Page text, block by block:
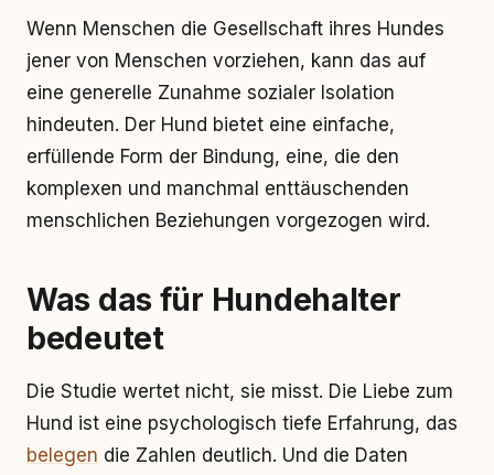
Wenn Menschen die Gesellschaft ihres Hundes
jener von Menschen vorziehen, kann das auf
eine generelle Zunahme sozialer Isolation
hindeuten. Der Hund bietet eine einfache,
erfüllende Form der Bindung, eine, die den
komplexen und manchmal enttäuschenden
menschlichen Beziehungen vorgezogen wird.
Was das für Hundehalter
bedeutet
Die Studie wertet nicht, sie misst. Die Liebe zum
Hund ist eine psychologisch tiefe Erfahrung, das
belegen die Zahlen deutlich. Und die Daten